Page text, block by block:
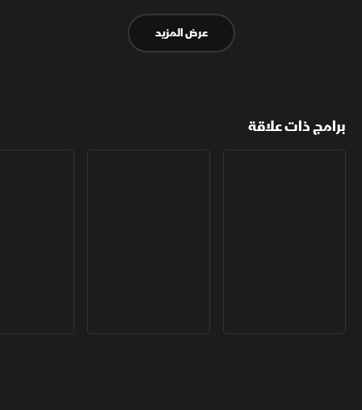
عرض المزيد
برامج ذات علاقة